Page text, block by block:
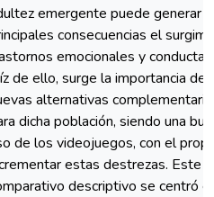
emergente puede generar
consecuencias el
emocionales y
de ello, surge la importancia de
alternativas
dicha población, siendo una
de los videojuegos, con el
estas destrezas. Este
descriptivo se centró